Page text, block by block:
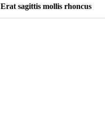
Erat sagittis mollis rhoncus